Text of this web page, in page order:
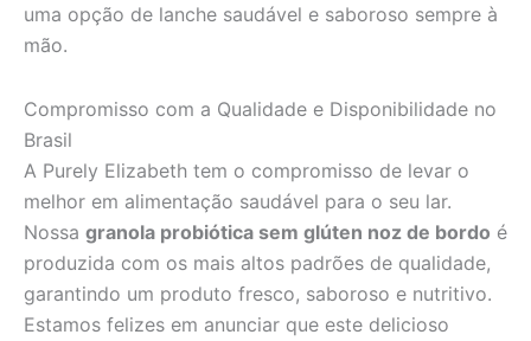
uma opção de lanche saudável e saboroso sempre à
mão.
Compromisso com a Qualidade e Disponibilidade no
Brasil
A Purely Elizabeth tem o compromisso de levar o
melhor em alimentação saudável para o seu lar.
Nossa granola probiótica sem glúten noz de bordo é
produzida com os mais altos padrões de qualidade,
garantindo um produto fresco, saboroso e nutritivo.
Estamos felizes em anunciar que este delicioso